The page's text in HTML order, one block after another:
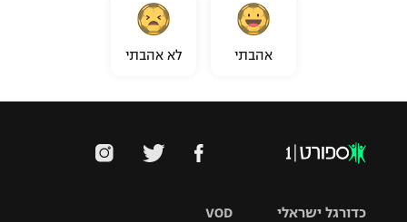
אהבתי לא אהבתי
VOD כדורגל ישראלי